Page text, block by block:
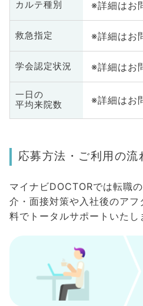
カルテ種別 ※詳細はお
救急指定 ※詳細はお
学会認定状況 ※詳細はお
一日の
平均来院数
※詳細はお
応募方法・ご利用の流
マイナビDOCTORでは転職
介・面接対策や入社後のア
料でトータルサポートいたし